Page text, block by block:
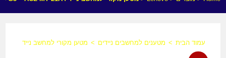
עמוד הבית > מטענים למחשבים ניידים > מטען מקורי למחשב נייד Lenovo ThinkBook 15 G3 – ACL-MT 21A4